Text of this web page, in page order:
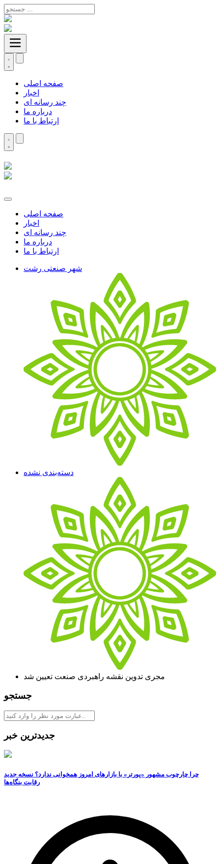
صفحه اصلی
اخبار
چند رسانه ای
درباره ما
ارتباط با ما
صفحه اصلی
اخبار
چند رسانه ای
درباره ما
ارتباط با ما
شهر صنعتی رشت
دسته‌بندی نشده
مجری تدوین نقشه راهبردی صنعت تعیین شد
جستجو
جدیدترین خبر
چرا چارچوب مشهور «پورتر» با بازارهای امروز همخوانی ندارد؟ نسخه جدید
رقابت‌ بنگاه‌ها